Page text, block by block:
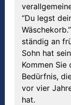
“Du legst
ständig an
Sohn hat
Kommen
Bedürfnis,
vor vier
hat.